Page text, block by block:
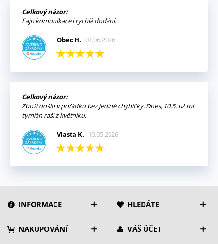
Celkový názor:
Fajn komunikace i rychlé dodání.
Obec H. 01.06.2026
Celkový názor:
Zboží došlo v pořádku bez jediné chybičky. Dnes, 10.5. už mi
tymián raší z květníku.
Vlasta K. 10.05.2026
INFORMACE HLEDÁTE
NAKUPOVÁNÍ VÁŠ ÚČET